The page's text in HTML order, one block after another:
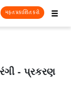
☰
મફત પ્રકાશિત કરો
- પ્રકરણ